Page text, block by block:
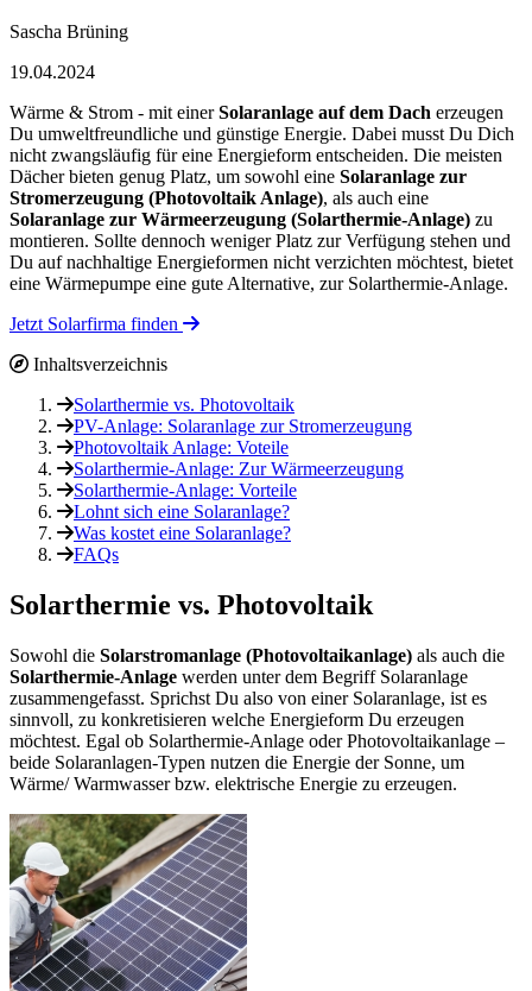
Sascha Brüning
19.04.2024
Wärme & Strom - mit einerSolaranlage auf dem Dach erzeugen
Du umweltfreundliche und günstige Energie. Dabei musst Du Dich
nicht zwangsläufig für eine Energieform entscheiden. Die meisten
Dächer bieten genug Platz, um sowohl eine Solaranlage zur
Stromerzeugung (Photovoltaik Anlage), als auch eine
Solaranlage zur Wärmeerzeugung (Solarthermie-Anlage) zu
montieren. Sollte dennoch weniger Platz zur Verfügung stehen und
Du auf nachhaltige Energieformen nicht verzichten möchtest, bietet
eine Wärmepumpe eine gute Alternative, zur Solarthermie-Anlage.
Jetzt Solarfirma finden
Inhaltsverzeichnis
Solarthermie vs. Photovoltaik
PV-Anlage: Solaranlage zur Stromerzeugung
Photovoltaik Anlage: Voteile
Solarthermie-Anlage: Zur Wärmeerzeugung
Solarthermie-Anlage: Vorteile
Lohnt sich eine Solaranlage?
Was kostet eine Solaranlage?
FAQs
Solarthermie vs. Photovoltaik
Sowohl die Solarstromanlage (Photovoltaikanlage) als auch die
Solarthermie-Anlage werden unter dem Begriff Solaranlage
zusammengefasst. Sprichst Du also von einer Solaranlage, ist es
sinnvoll, zu konkretisieren welche Energieform Du erzeugen
möchtest. Egal ob Solarthermie-Anlage oder Photovoltaikanlage –
beide Solaranlagen-Typen nutzen die Energie der Sonne, um
Wärme/ Warmwasser bzw. elektrische Energie zu erzeugen.